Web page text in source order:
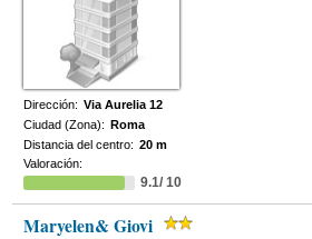
Dirección: Via Aurelia 12
Ciudad (Zona): Roma
Distancia del centro: 20 m
Valoración:
9.1/ 10
Maryelen& Giovi